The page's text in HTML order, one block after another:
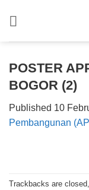
POSTER
BOGOR (2)
Published 10
Pembangunan
Trackbacks are